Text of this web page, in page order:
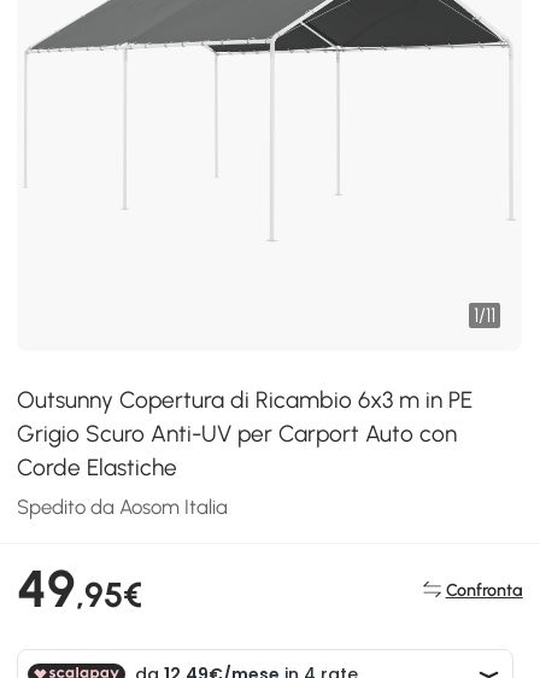
1/11
Outsunny Copertura di Ricambio 6x3 m in PE
Grigio Scuro Anti-UV per Carport Auto con
Corde Elastiche
Spedito da Aosom Italia
49,95€ Confronta